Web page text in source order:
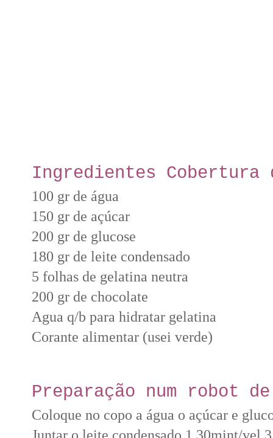
Ingredientes Cobertura
100 gr de água
150 gr de açúcar
200 gr de glucose
180 gr de leite condensado
5 folhas de gelatina neutra
200 gr de chocolate
Agua q/b para hidratar gelatina
Corante alimentar (usei verde)
Preparação num robot
Coloque no copo a água o açúcar e